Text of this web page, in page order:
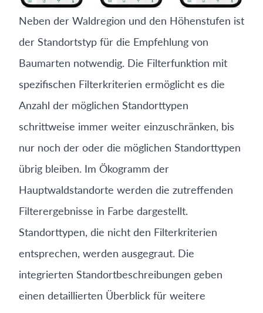
Neben der Waldregion und den Höhenstufen ist
der Standortstyp für die Empfehlung von
Baumarten notwendig. Die Filterfunktion mit
spezifischen Filterkriterien ermöglicht es die
Anzahl der möglichen Standorttypen
schrittweise immer weiter einzuschränken, bis
nur noch der oder die möglichen Standorttypen
übrig bleiben. Im Ökogramm der
Hauptwaldstandorte werden die zutreffenden
Filterergebnisse in Farbe dargestellt.
Standorttypen, die nicht den Filterkriterien
entsprechen, werden ausgegraut. Die
integrierten Standortbeschreibungen geben
einen detaillierten Überblick für weitere